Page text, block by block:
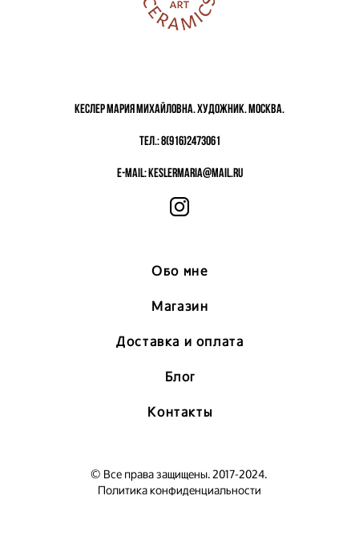
Кеслер Мария Михайловна. Художник. Москва.
тел.:8(916)2473061
e-mail:keslermaria@mail.ru
Обо мне
Магазин
Доставка и оплата
Блог
Контакты
© Все права защищены. 2017-2024.
Политика конфиденциальности